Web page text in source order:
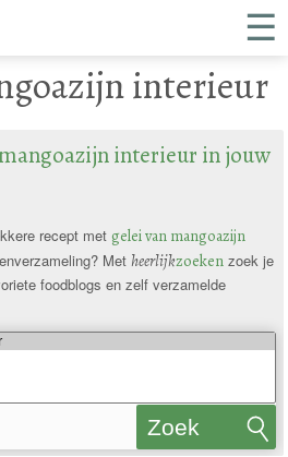
☰
interieur
interieur in jouw
recept met gelei van mangoazijn
Met heerlijkzoeken zoek je
foodblogs en zelf verzamelde
Zoek